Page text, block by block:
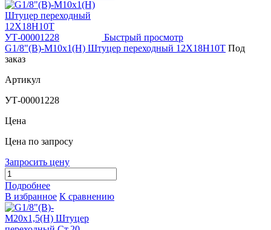
Быстрый просмотр
G1/8"(В)-М10х1(Н) Штуцер переходный 12Х18Н10Т Под
заказ
Артикул
УТ-00001228
Цена
Цена по запросу
Запросить цену
Подробнее
В избранное К сравнению